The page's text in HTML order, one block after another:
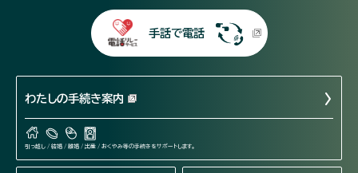
手話で電話
わたしの手続き案内
引っ越し / 結婚 / 離婚 / 出産 / おくやみ等の手続きをサポートします。